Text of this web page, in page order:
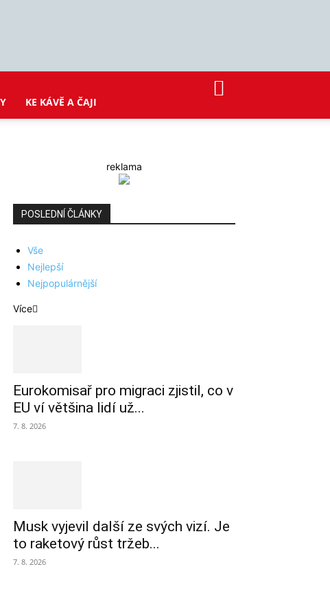
KE KÁVĚ A ČAJI
reklama
POSLEDNÍ ČLÁNKY
Vše
Nejlepší
Nejpopulárnější
Více
Eurokomisař pro migraci zjistil, co v
EU ví většina lidí už...
7. 8. 2026
Musk vyjevil další ze svých vizí. Je
to raketový růst tržeb...
7. 8. 2026